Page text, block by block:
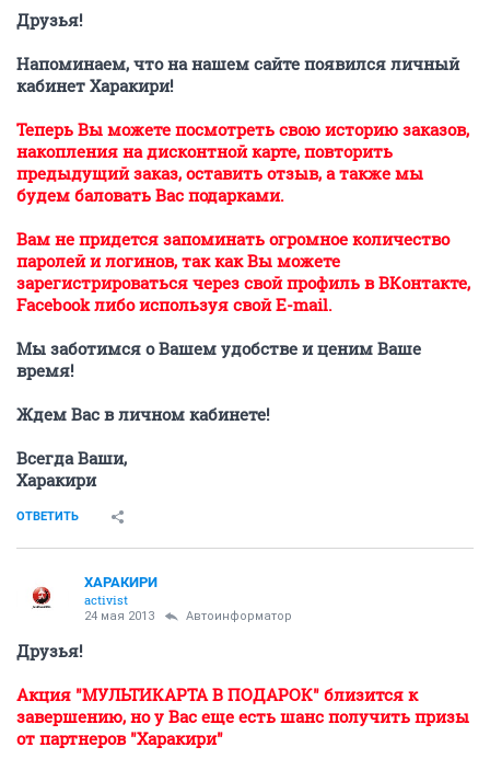
Друзья!
Напоминаем, что на нашем сайте появился личный
кабинет Харакири!
Теперь Вы можете посмотреть свою историю заказов,
накопления на дисконтной карте, повторить
предыдущий заказ, оставить отзыв, а также мы
будем баловать Вас подарками.
Вам не придется запоминать огромное количество
паролей и логинов, так как Вы можете
зарегистрироваться через свой профиль в ВКонтакте,
Facebook либо используя свой E-mail.
Мы заботимся о Вашем удобстве и ценим Ваше
время!
Ждем Вас в личном кабинете!
Всегда Ваши,
Харакири
ОТВЕТИТЬ
ХАРАКИРИ
activist
24 мая 2013 Автоинформатор
Друзья!
Акция "МУЛЬТИКАРТА В ПОДАРОК" близится к
завершению, но у Вас еще есть шанс получить призы
от партнеров "Харакири"